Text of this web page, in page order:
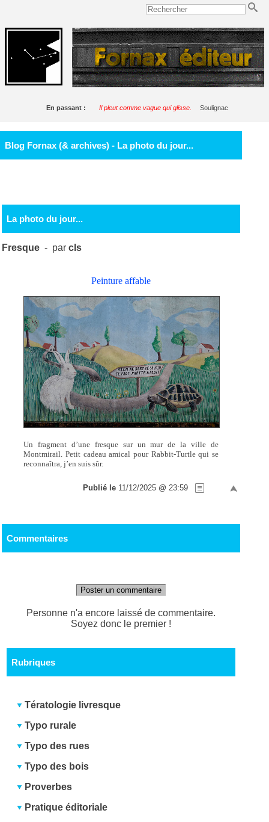
En passant : Il pleut comme vague qui glisse. Soulignac
Blog Fornax (& archives) - La photo du jour...
La photo du jour...
Fresque - parcls
Peinture affable
Un fragment d’une fresque sur un mur de la ville de
Montmirail. Petit cadeau amical pour Rabbit-Turtle qui se
reconnaîtra, j’en suis sûr.
Publié le 11/12/2025 @ 23:59
Commentaires
Poster un commentaire
Personne n'a encore laissé de commentaire.
Soyez donc le premier !
Rubriques
Tératologie livresque
Typo rurale
Typo des rues
Typo des bois
Proverbes
Pratique éditoriale